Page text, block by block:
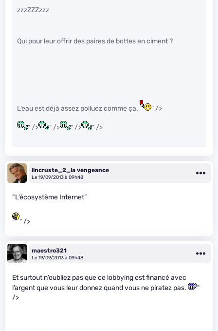
zzzZZZzzz
Qui pour leur offrir des paires de bottes en ciment ?
L’eau est déjà assez polluez comme ça. " />
" /> " /> " /> " />
lincruste_2_la vengeance
Le 19/09/2013 à 09h48
“L’écosystème Internet”
" />
maestro321
Le 19/09/2013 à 09h48
Et surtout n’oubliez pas que ce lobbying est financé avec
l’argent que vous leur donnez quand vous ne piratez pas.
"
/>